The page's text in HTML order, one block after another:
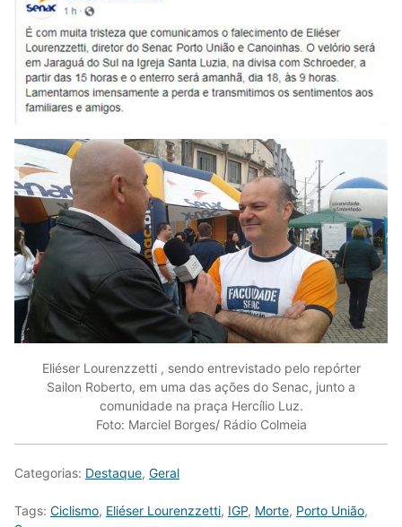
Eliéser Lourenzzetti , sendo entrevistado pelo repórter
Sailon Roberto, em uma das ações do Senac, junto a
comunidade na praça Hercílio Luz.
Foto: Marciel Borges/ Rádio Colmeia
Categorias: Destaque, Geral
Tags: Ciclismo, Eliéser Lourenzzetti, IGP, Morte, Porto União,